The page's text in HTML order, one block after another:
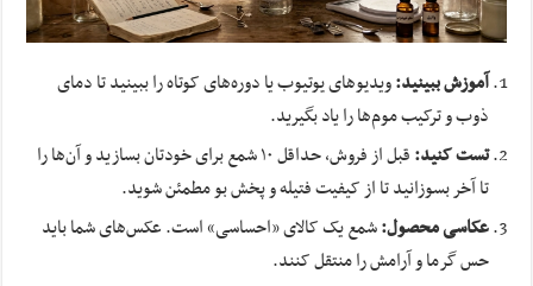
آموزش ببینید:ویدیوهای یوتیوب یا دوره‌های کوتاه را ببینید تا دمای
ذوب و ترکیب موم‌ها را یاد بگیرید.
تست کنید:
قبل از فروش، حداقل ۱۰ شمع برای خودتان بسازید و آن‌ها را
تا آخر بسوزانید تا از کیفیت فتیله و پخش بو مطمئن شوید.
عکاسی محصول:شمع یک کالای «احساسی» است. عکس‌های شما باید
حس گرما و آرامش را منتقل کنند.